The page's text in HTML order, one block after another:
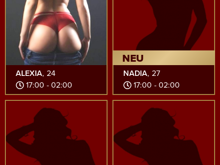
ALEXIA, 24
17:00 - 02:00
NEU
NADIA, 27
17:00 - 02:00